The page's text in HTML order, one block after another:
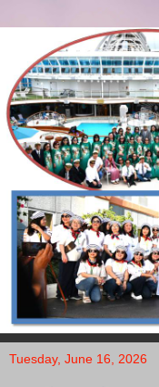
Tuesday, June 16, 2026